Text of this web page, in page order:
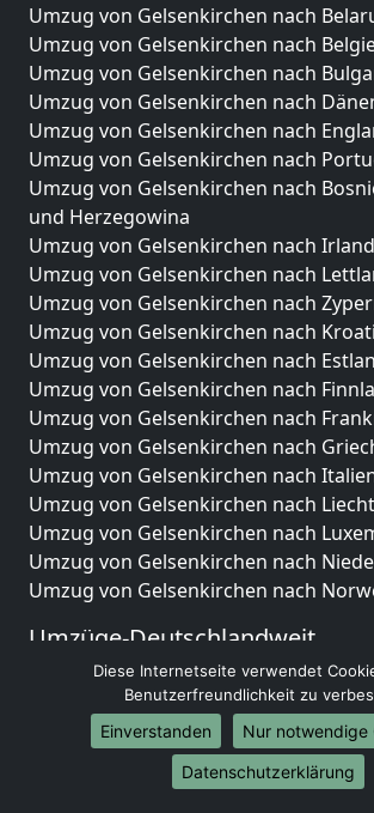
Umzug von Gelsenkirchen nach
Umzug von Gelsenkirchen nach
Umzug von Gelsenkirchen nach
Umzug von Gelsenkirchen nach
Umzug von Gelsenkirchen nach
Umzug von Gelsenkirchen nach
Umzug von Gelsenkirchen nach
und Herzegowina
Umzug von Gelsenkirchen nach Irland
Umzug von Gelsenkirchen nach
Umzug von Gelsenkirchen nach
Umzug von Gelsenkirchen nach
Umzug von Gelsenkirchen nach
Umzug von Gelsenkirchen nach
Umzug von Gelsenkirchen nach
Umzug von Gelsenkirchen nach
Umzug von Gelsenkirchen nach
Umzug von Gelsenkirchen nach
Umzug von Gelsenkirchen nach
Umzug von Gelsenkirchen nach
Umzug von Gelsenkirchen nach
Umzüge-Deutschlandweit
Umzug von Gelsenkirchen nach Berlin
Umzug von Gelsenkirchen nach
Umzug von Gelsenkirchen nach
Umzug von Gelsenkirchen nach Köln
Umzug von Gelsenkirchen nach
Diese Internetseite verwendet
Benutzerfreundlichkeit zu
Einverstanden
Nur notwendige
Datenschutzerklärung